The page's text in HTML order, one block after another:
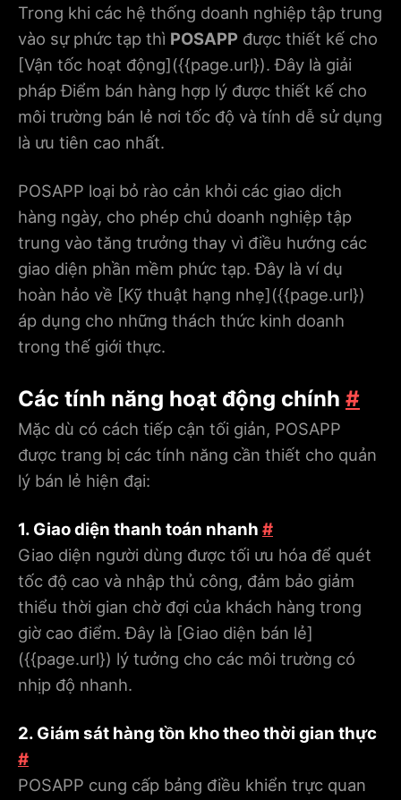
Trong khi các hệ thống doanh nghiệp tập trung
vào sự phức tạp thì POSAPP được thiết kế cho
[Vận tốc hoạt động]({{page.url}). Đây là giải
pháp Điểm bán hàng hợp lý được thiết kế cho
môi trường bán lẻ nơi tốc độ và tính dễ sử dụng
là ưu tiên cao nhất.
POSAPP loại bỏ rào cản khỏi các giao dịch
hàng ngày, cho phép chủ doanh nghiệp tập
trung vào tăng trưởng thay vì điều hướng các
giao diện phần mềm phức tạp. Đây là ví dụ
hoàn hảo về [Kỹ thuật hạng nhẹ]({{page.url})
áp dụng cho những thách thức kinh doanh
trong thế giới thực.
Các tính năng hoạt động chính #
Mặc dù có cách tiếp cận tối giản, POSAPP
được trang bị các tính năng cần thiết cho quản
lý bán lẻ hiện đại:
1. Giao diện thanh toán nhanh #
Giao diện người dùng được tối ưu hóa để quét
tốc độ cao và nhập thủ công, đảm bảo giảm
thiểu thời gian chờ đợi của khách hàng trong
giờ cao điểm. Đây là [Giao diện bán lẻ]
({{page.url}) lý tưởng cho các môi trường có
nhịp độ nhanh.
2. Giám sát hàng tồn kho theo thời gian thực
#
POSAPP cung cấp bảng điều khiển trực quan